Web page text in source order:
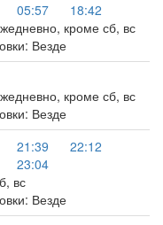
05:57
18:42
кроме сб, вс
Везде
кроме сб, вс
Везде
21:39
22:12
23:04
вс
Везде